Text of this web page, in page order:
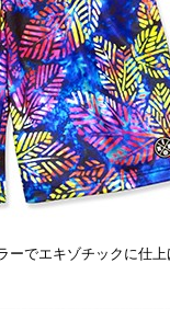
ーでエキゾチックに仕